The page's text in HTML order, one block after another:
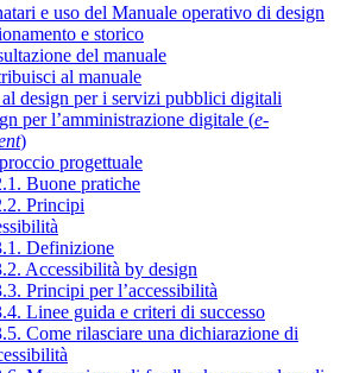
e uso del Manuale operativo di design
e storico
del manuale
al manuale
design per i servizi pubblici digitali
per l’amministrazione digitale (e-
)
progettuale
Buone pratiche
Principi
Definizione
Accessibilità by design
Principi per l’accessibilità
Linee guida e criteri di successo
Come rilasciare una dichiarazione di